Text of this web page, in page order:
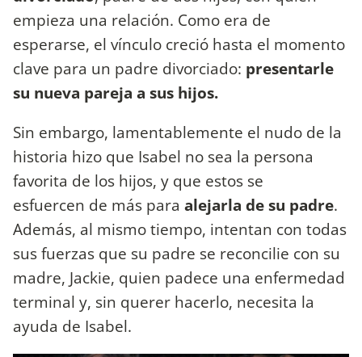
empieza una relación. Como era de
esperarse, el vínculo creció hasta el momento
clave para un padre divorciado: presentarle
su nueva pareja a sus hijos.
Sin embargo, lamentablemente el nudo de la
historia hizo que Isabel no sea la persona
favorita de los hijos, y que estos se
esfuercen de más para alejarla de su padre.
Además, al mismo tiempo, intentan con todas
sus fuerzas que su padre se reconcilie con su
madre, Jackie, quien padece una enfermedad
terminal y, sin querer hacerlo, necesita la
ayuda de Isabel.